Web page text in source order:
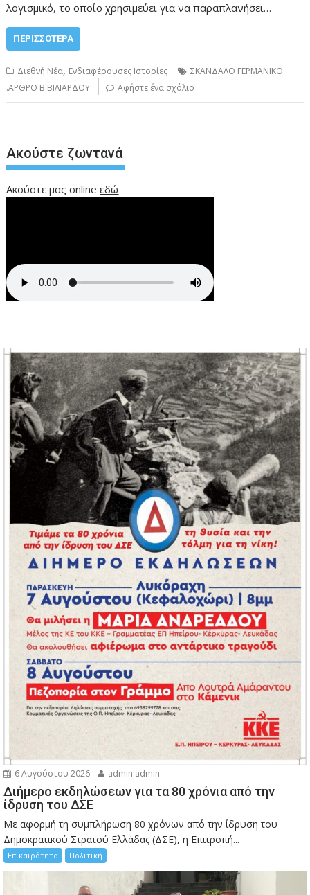
λογισμικό, το οποίο χρησιμεύει για να παραπλανήσει…
ΠΕΡΙΣΣΌΤΕΡΑ
Διεθνή Νέα, Ενδιαφέρουσες Ιστορίες
ΣΚΑΝΔΑΛΟ ΓΕΡΜΑΝΙΚΟ
.ΑΡΘΡΟ Β.ΒΙΛΙΑΡΔΟΥ
Αφήστε ένα σχόλιο
Ακούστε ζωντανά
Ακούστε μας onlineεδώ
6 Αυγούστου 2026 admin admin
Διήμερο εκδηλώσεων για τα 80 χρόνια από την
ίδρυση του ΔΣΕ
Με αφορμή τη συμπλήρωση 80 χρόνων από την ίδρυση του
Δημοκρατικού Στρατού Ελλάδας (ΔΣΕ), η Επιτροπή...
Επικαιρότητα Πολιτική